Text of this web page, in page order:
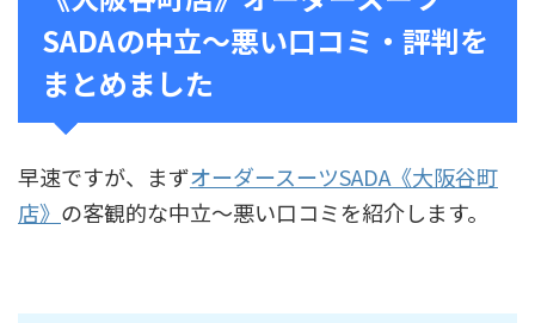
SADAの中立～悪い口コミ・評判を
まとめました
早速ですが、まずオーダースーツSADA《大阪谷町
店》 の客観的な中立〜悪い口コミを紹介します。